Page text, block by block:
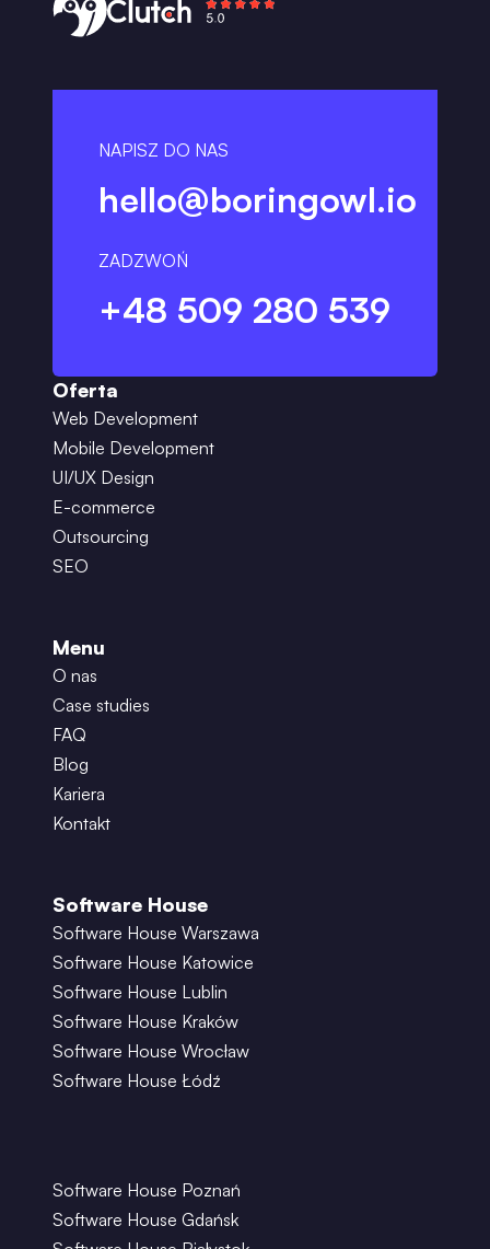
NAPISZ DO NAS
hello@boringowl.io
ZADZWOŃ
+48 509 280 539
Oferta
Web Development
Mobile Development
UI/UX Design
E-commerce
Outsourcing
SEO
Menu
O nas
Case studies
FAQ
Blog
Kariera
Kontakt
Software House
Software House Warszawa
Software House Katowice
Software House Lublin
Software House Kraków
Software House Wrocław
Software House Łódź
Software House Poznań
Software House Gdańsk